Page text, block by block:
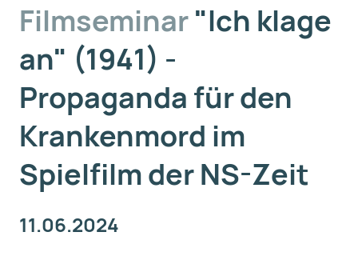
Filmseminar"Ich klage
an" (1941) -
Propaganda für den
Krankenmord im
Spielfilm der NS-Zeit
11.06.2024